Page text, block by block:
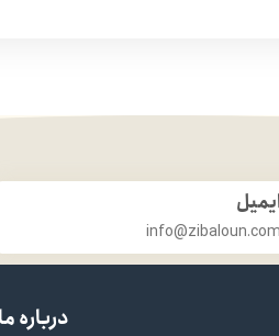
info@zibaloun.com
درباره ما